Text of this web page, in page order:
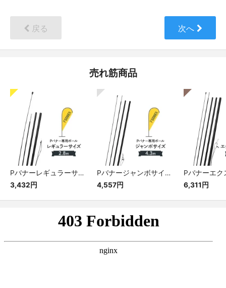
戻る 次へ
売れ筋商品
Pバナーレギュラーサイズ専用ポール
3,432円
Pバナージャンボサイズ専用ポール
4,557円
6,311円